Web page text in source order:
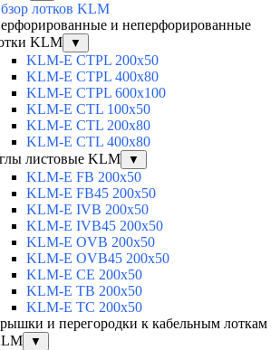
лотков KLM
и неперфорированные
KLM
▼
KLM-E CTPL 200x50
KLM-E CTPL 400x80
KLM-E CTPL 600x100
KLM-E CTL 100x50
KLM-E CTL 200x80
KLM-E CTL 400x80
листовые KLM
▼
KLM-E FB 200x50
KLM-E FB45 200x50
KLM-E IVB 200x50
KLM-E IVB45 200x50
KLM-E OVB 200x50
KLM-E OVB45 200x50
KLM-E CE 200x50
KLM-E TB 200x50
KLM-E TC 200x50
и перегородки к кабельным лоткам
▼